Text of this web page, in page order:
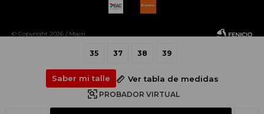
35 37 38 39
Saber mi talle Ver tabla de medidas
PROBADOR VIRTUAL
© Copyright 2026 / Macri